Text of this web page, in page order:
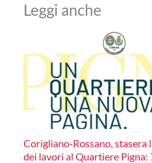
Leggi anche
Corigliano-Rossano, stasera
dei lavori al Quartiere Pigna: